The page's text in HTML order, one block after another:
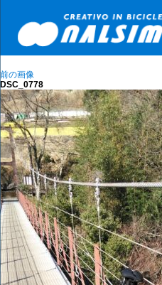
前の画像
DSC_0778